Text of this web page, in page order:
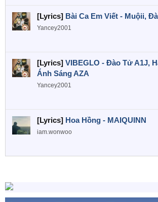
[Lyrics] Bài Ca Em Viết - Muộii,
Yancey2001
[Lyrics] VIBEGLO - Đào Tử A1J,
Ánh Sáng AZA
Yancey2001
[Lyrics] Hoa Hồng - MAIQUINN
iam.wonwoo